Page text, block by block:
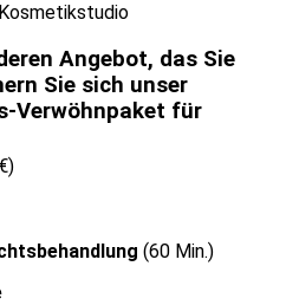
Angebot, das Sie
Sie sich unser
Verwöhnpaket für
(60 Min.)